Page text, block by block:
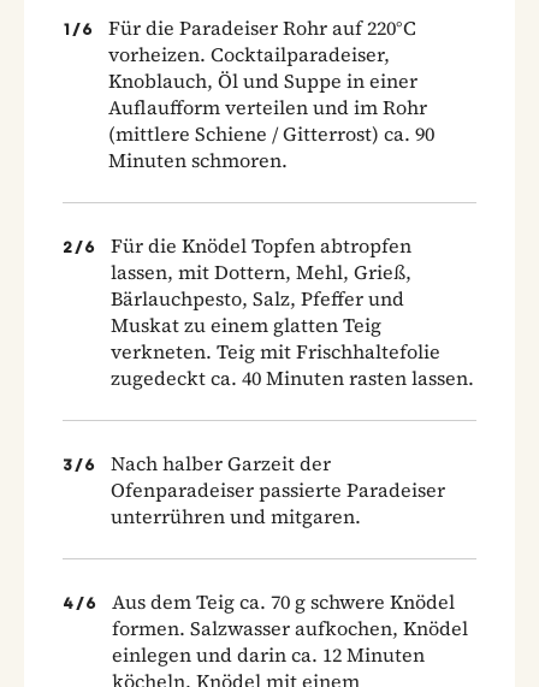
1 /6
Für die Paradeiser Rohr auf 220°C
vorheizen. Cocktailparadeiser,
Knoblauch, Öl und Suppe in einer
Auflaufform verteilen und im Rohr
(mittlere Schiene / Gitterrost) ca. 90
Minuten schmoren.
2 /6
Für die Knödel Topfen abtropfen
lassen, mit Dottern, Mehl, Grieß,
Bärlauchpesto, Salz, Pfeffer und
Muskat zu einem glatten Teig
verkneten. Teig mit Frischhaltefolie
zugedeckt ca. 40 Minuten rasten lassen.
3 /6
Nach halber Garzeit der
Ofenparadeiser passierte Paradeiser
unterrühren und mitgaren.
4 /6
Aus dem Teig ca. 70 g schwere Knödel
formen. Salzwasser aufkochen, Knödel
einlegen und darin ca. 12 Minuten
köcheln. Knödel mit einem